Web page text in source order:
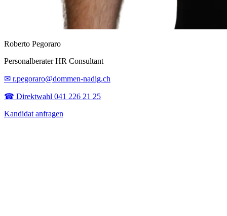
Roberto Pegoraro
Personalberater HR Consultant
✉ r.pegoraro@dommen-nadig.ch
☎ Direktwahl 041 226 21 25
Kandidat anfragen